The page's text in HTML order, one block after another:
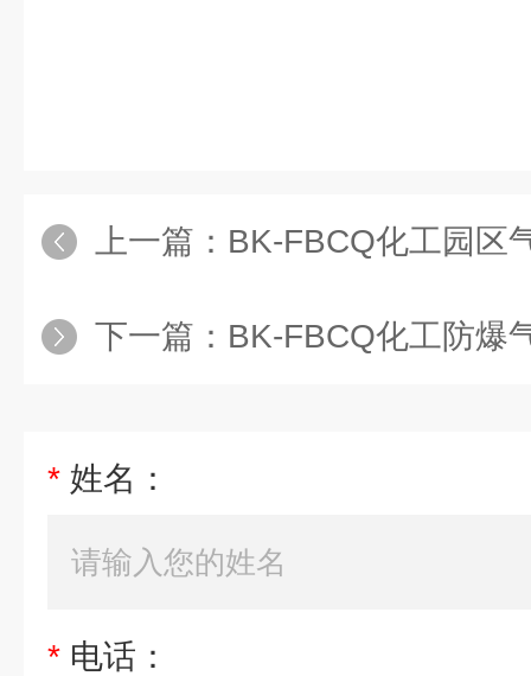
上一篇： BK-FBCQ化工园区
下一篇： BK-FBCQ化工防爆
* 姓名：
* 电话：